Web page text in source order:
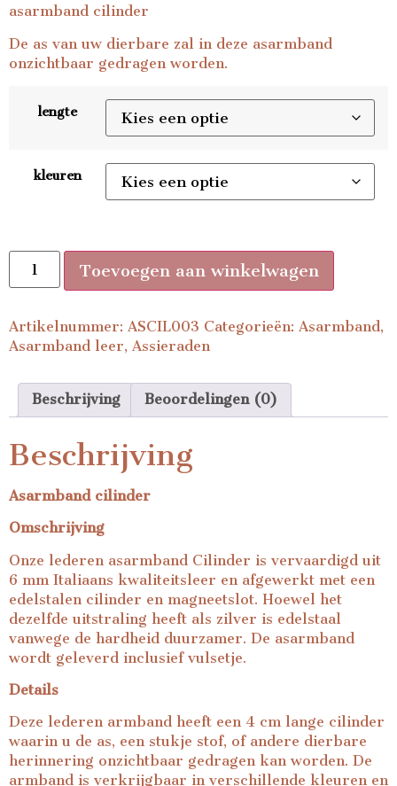
asarmband cilinder
De as van uw dierbare zal in deze asarmband
onzichtbaar gedragen worden.
lengte
kleuren
Toevoegen aan winkelwagen
Artikelnummer: ASCIL003 Categorieën: Asarmband ,
Asarmband leer, Assieraden
Beschrijving Beoordelingen (0)
Beschrijving
Asarmband cilinder
Omschrijving
Onze lederen asarmband Cilinder is vervaardigd uit
6 mm Italiaans kwaliteitsleer en afgewerkt met een
edelstalen cilinder en magneetslot. Hoewel het
dezelfde uitstraling heeft als zilver is edelstaal
vanwege de hardheid duurzamer. De asarmband
wordt geleverd inclusief vulsetje.
Details
Deze lederen armband heeft een 4 cm lange cilinder
waarin u de as, een stukje stof, of andere dierbare
herinnering onzichtbaar gedragen kan worden. De
armband is verkrijgbaar in verschillende kleuren en